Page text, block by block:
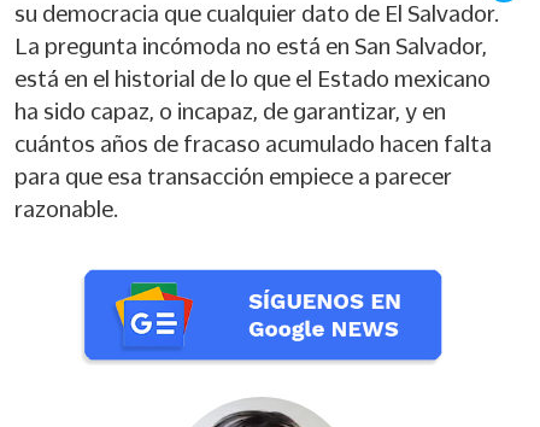
su democracia que cualquier dato de El Salvador.
La pregunta incómoda no está en San Salvador,
está en el historial de lo que el Estado mexicano
ha sido capaz, o incapaz, de garantizar, y en
cuántos años de fracaso acumulado hacen falta
para que esa transacción empiece a parecer
razonable.